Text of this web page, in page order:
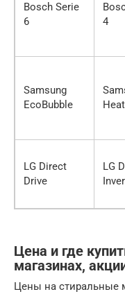
Bosch Serie
6
4
Samsung
EcoBubble
LG Direct
Drive
LG
Цена и где
магазинах,
Цены на стиральные